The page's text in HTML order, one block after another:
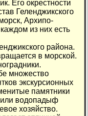
Его окрестности
Геленджикского
Архипо-
из них есть
района.
в морской.
множество
экскурсионных
памятники
или водопадыф
хозяйство.